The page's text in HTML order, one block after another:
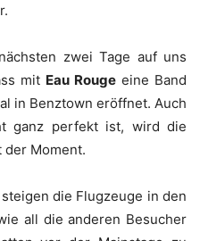
zwei Tage auf uns
mit Eau Rouge eine Band
in Benztown eröffnet. Auch
ganz perfekt ist, wird die
der Moment.
die Flugzeuge in den
all die anderen Besucher